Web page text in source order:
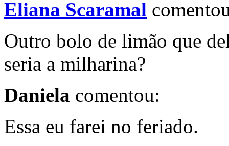
Eliana Scaramal
Outro bolo de limão que
seria a milharina?
Daniela comentou:
Essa eu farei no feriado.